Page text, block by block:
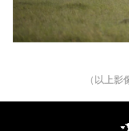
（以上